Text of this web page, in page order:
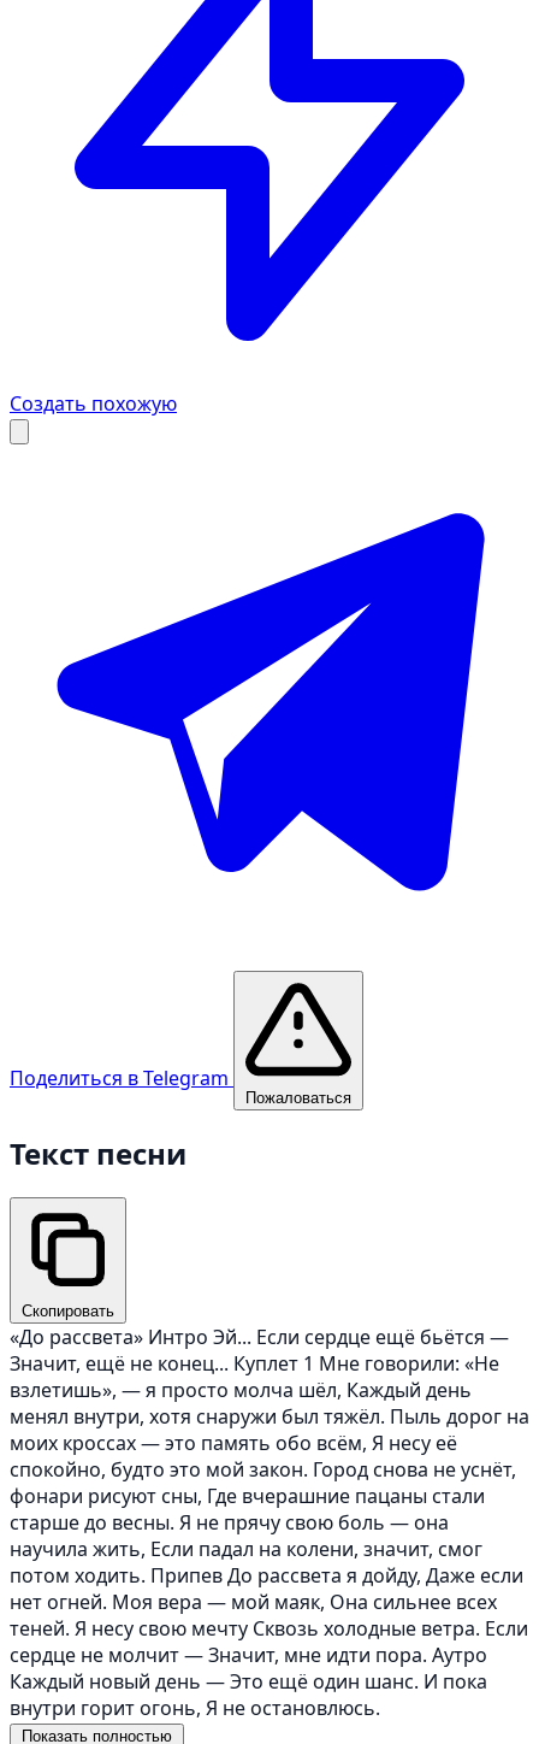
Создать похожую
Поделиться в Telegram
Пожаловаться
Текст песни
Скопировать
«До рассвета» Интро Эй... Если сердце ещё бьётся —
Значит, ещё не конец... Куплет 1 Мне говорили: «Не
взлетишь», — я просто молча шёл, Каждый день
менял внутри, хотя снаружи был тяжёл. Пыль дорог на
моих кроссах — это память обо всём, Я несу её
спокойно, будто это мой закон. Город снова не уснёт,
фонари рисуют сны, Где вчерашние пацаны стали
старше до весны. Я не прячу свою боль — она
научила жить, Если падал на колени, значит, смог
потом ходить. Припев До рассвета я дойду, Даже если
нет огней. Моя вера — мой маяк, Она сильнее всех
теней. Я несу свою мечту Сквозь холодные ветра. Если
сердце не молчит — Значит, мне идти пора. Аутро
Каждый новый день — Это ещё один шанс. И пока
внутри горит огонь, Я не остановлюсь.
Показать полностью